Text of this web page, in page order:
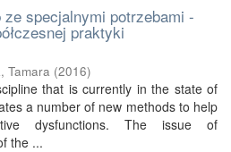
specjalnymi potrzebami -
praktyki
Tamara (2016)
that is currently in the state of
a number of new methods to help
dysfunctions. The issue of
the ...